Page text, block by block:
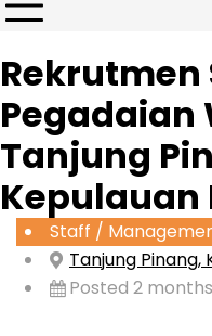
Rekrutmen
Pegadaian
Tanjung
Kepulauan
Staff /
Tanjung Pinang,
Posted 2